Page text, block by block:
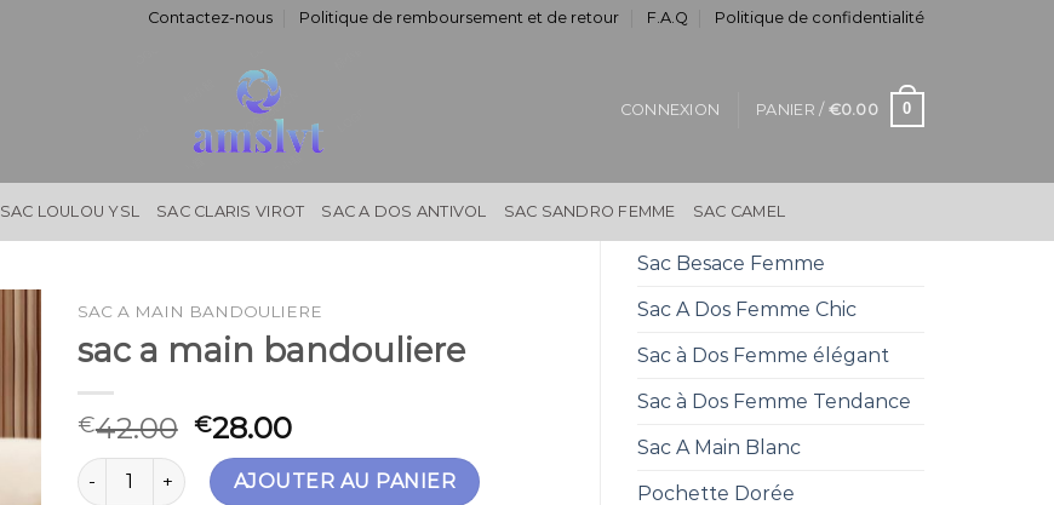
Contactez-nous Politique de remboursement et de retour F.A.Q Politique de confidentialité
CONNEXION PANIER / €0.00 0
SAC LOULOU YSL SAC CLARIS VIROT SAC A DOS ANTIVOL SAC SANDRO FEMME SAC CAMEL
Sac Besace Femme
Sac A Dos Femme Chic
Sac à Dos Femme élégant
Sac à Dos Femme Tendance
Sac A Main Blanc
Pochette Dorée
SAC A MAIN BANDOULIERE
sac a main bandouliere
€42.00 €28.00
quantité de sac a main bandouliere
AJOUTER AU PANIER